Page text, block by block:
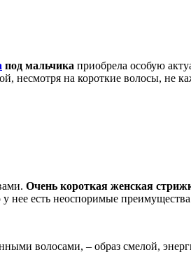
под мальчика приобрела особую
несмотря на короткие волосы, не
Очень короткая женская
нее есть неоспоримые
волосами, – образ смелой,